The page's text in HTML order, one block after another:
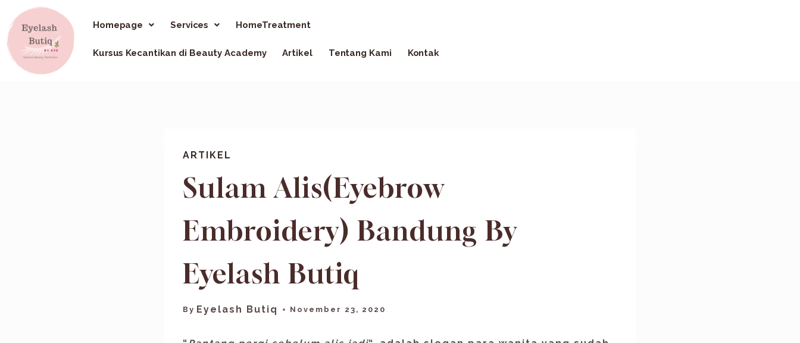
Homepage Services HomeTreatment
Kursus Kecantikan di Beauty Academy Artikel Tentang Kami Kontak
ARTIKEL
Sulam Alis(Eyebrow
Embroidery) Bandung By
Eyelash Butiq
By Eyelash Butiq November 23, 2020